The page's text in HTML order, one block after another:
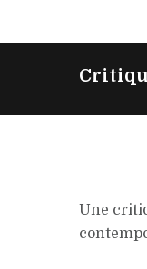
Une